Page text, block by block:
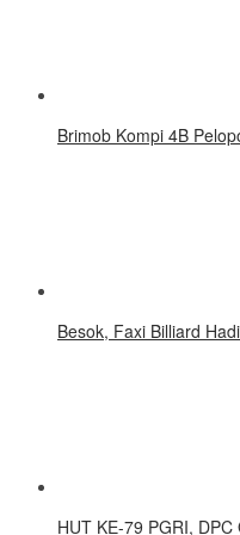
Brimob Kompi 4B
Besok, Faxi Billiard
HUT KE-79 PGRI,